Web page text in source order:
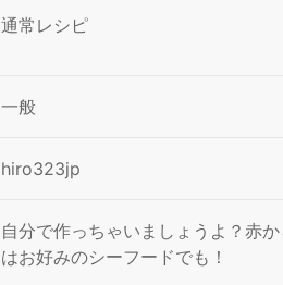
通常レシピ
一般
hiro323jp
自分で作っちゃいましょうよ？赤
はお好みのシーフードでも！